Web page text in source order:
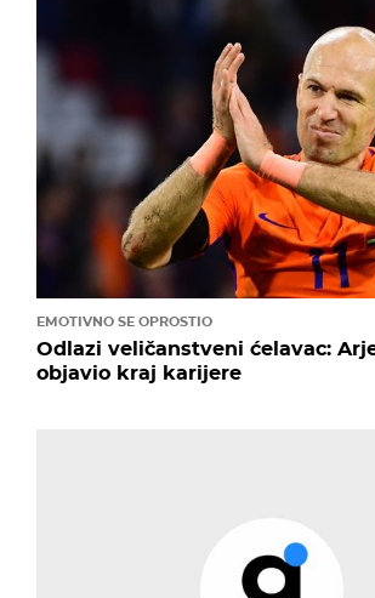
EMOTIVNO SE OPROSTIO
Odlazi veličanstveni ćelavac:
objavio kraj karijere